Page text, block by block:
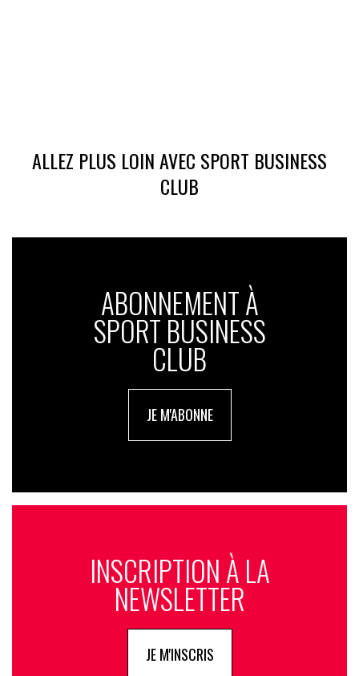
ALLEZ PLUS LOIN AVEC SPORT BUSINESS
CLUB
ABONNEMENT À
SPORT BUSINESS
CLUB
JE M'ABONNE
INSCRIPTION À LA
NEWSLETTER
JE M'INSCRIS